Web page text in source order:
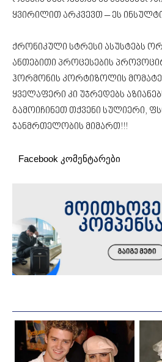
ყვირილით არკვევთ – ეს
ქრონიკული სტრესი ასუსტებს
ანთებითი პროცესების
ჰორმონის კორტიზოლის
ყველაფერი კი უჯრედებს
გამოიჩინეთ თქვენი სულიერი,
ჯანმრთელობის მიმართ!!!
Facebook კომენტარები